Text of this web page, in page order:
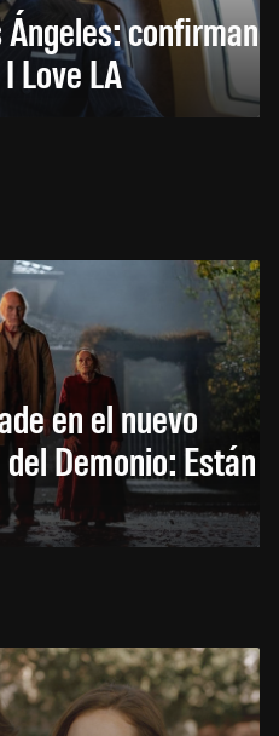
Ángeles: confirman
Love LA
en el nuevo
Demonio: Están